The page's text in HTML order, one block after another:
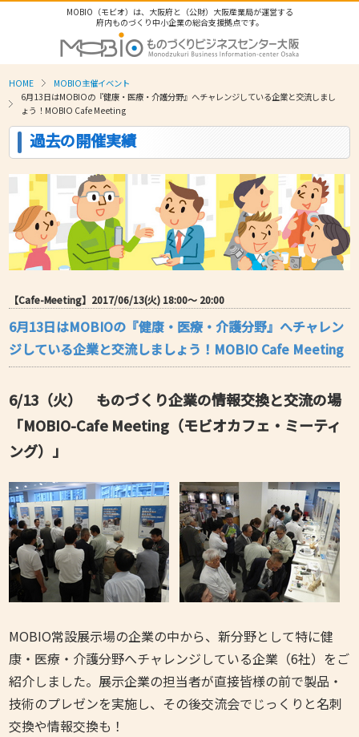
MOBIO（モビオ）は、大阪府と（公財）大阪産業局が運営する
府内ものづくり中小企業の総合支援拠点です。
HOME
MOBIO主催イベント
6月13日はMOBIOの『健康・医療・介護分野』へチャレンジしている企業と交流しまし
ょう！MOBIO Cafe Meeting
過去の開催実績
【Cafe-Meeting】2017/06/13(火) 18:00〜 20:00
6月13日はMOBIOの『健康・医療・介護分野』へチャレン
ジしている企業と交流しましょう！MOBIO Cafe Meeting
6/13（火） ものづくり企業の情報交換と交流の場
「MOBIO-Cafe Meeting（モビオカフェ・ミーティ
ング）」
MOBIO常設展示場の企業の中から、新分野として特に健
康・医療・介護分野へチャレンジしている企業（6社）をご
紹介しました。展示企業の担当者が直接皆様の前で製品・
技術のプレゼンを実施し、その後交流会でじっくりと名刺
交換や情報交換も！